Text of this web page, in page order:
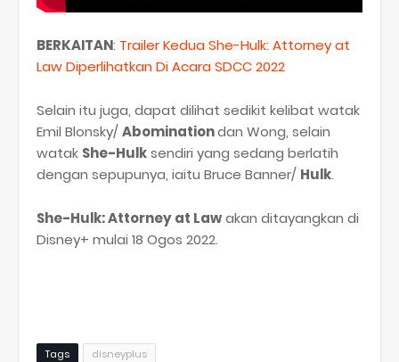
BERKAITAN: Trailer Kedua She-Hulk: Attorney at
Law Diperlihatkan Di Acara SDCC 2022
Selain itu juga, dapat dilihat sedikit kelibat watak
Emil Blonsky/Abominationdan Wong, selain
watak She-Hulksendiri yang sedang berlatih
dengan sepupunya, iaitu Bruce Banner/ Hulk.
She-Hulk: Attorney at Lawakan ditayangkan di
Disney+ mulai 18 Ogos 2022.
Tags disneyplus